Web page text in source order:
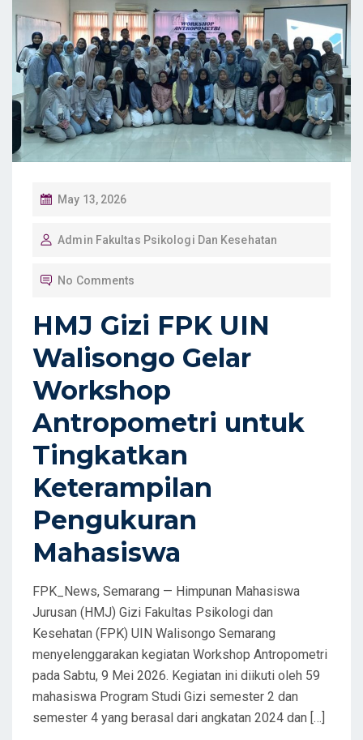
P
S
O
N
May 13, 2026
Admin Fakultas Psikologi Dan Kesehatan
No Comments
HMJ Gizi FPK UIN
Walisongo Gelar
Workshop
Antropometri untuk
Tingkatkan
Keterampilan
Pengukuran
Mahasiswa
FPK_News, Semarang — Himpunan Mahasiswa
Jurusan (HMJ) Gizi Fakultas Psikologi dan
Kesehatan (FPK) UIN Walisongo Semarang
menyelenggarakan kegiatan Workshop Antropometri
pada Sabtu, 9 Mei 2026. Kegiatan ini diikuti oleh 59
mahasiswa Program Studi Gizi semester 2 dan
semester 4 yang berasal dari angkatan 2024 dan […]